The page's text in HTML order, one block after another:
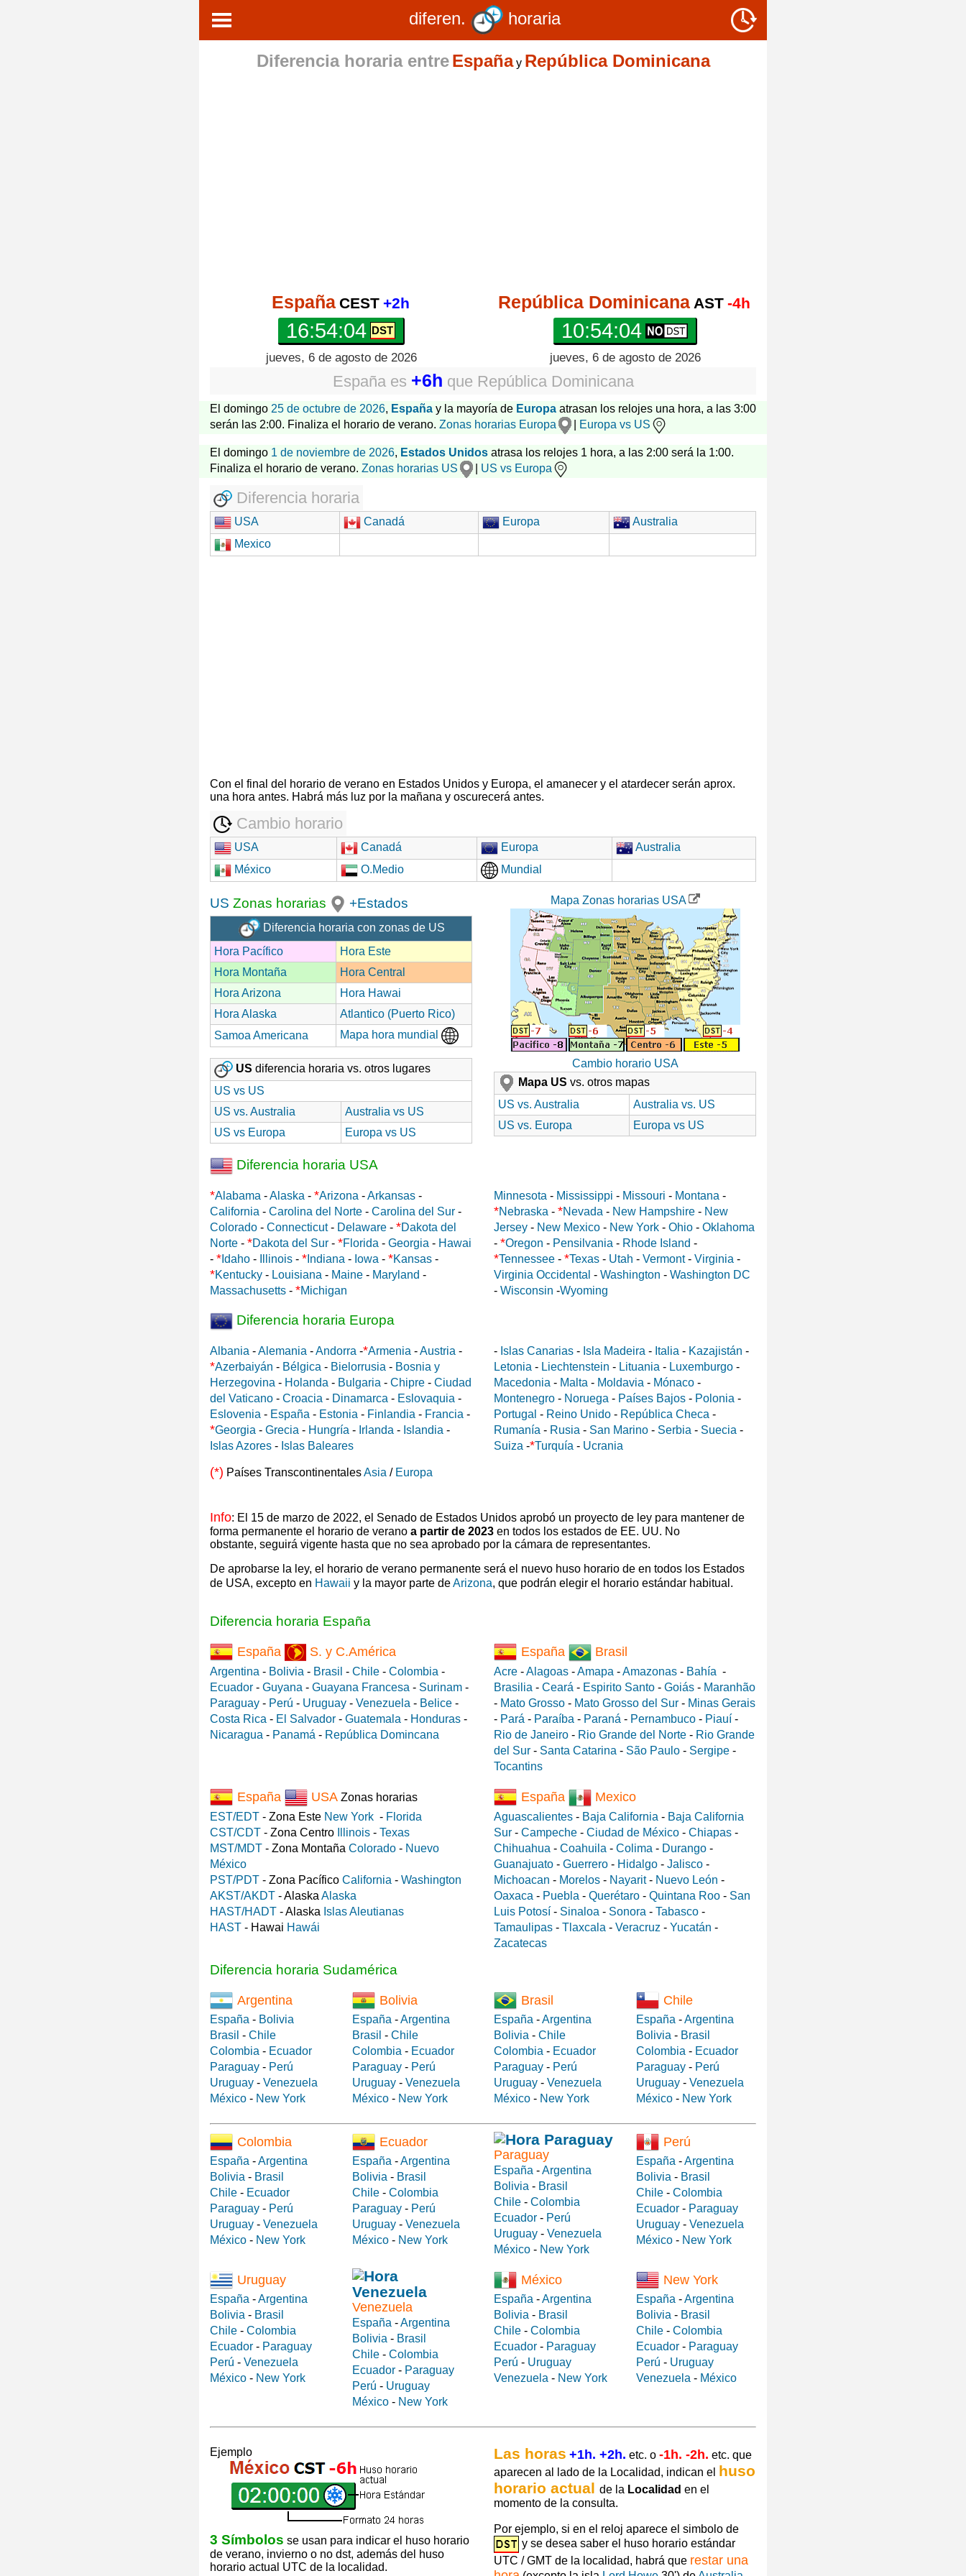
diferen. horaria
Diferencia horaria entre Españay República Dominicana
España CEST +2h
16:54:05
jueves, 6 de agosto de 2026
República Dominicana AST -4h
10:54:05
jueves, 6 de agosto de 2026
Españaes +6h que República Dominicana
El domingo 25 de octubre de 2026, España y la mayoría de Europa atrasan los relojes una hora, a las 3:00
serán las 2:00. Finaliza el horario de verano. Zonas horarias Europa Europa vs US
El domingo 1 de noviembre de 2026, Estados Unidos atrasa los relojes 1 hora, a las 2:00 será la 1:00.
Finaliza el horario de verano. Zonas horarias US US vs Europa
Diferencia horaria
USA Canadá Europa
Australia
Mexico
Con el final del horario de verano en Estados Unidos y Europa, el amanecer y el atardecer serán aprox.
una hora antes. Habrá más luz por la mañana y oscurecerá antes.
Cambio horario
USA Canadá Europa
Australia
México
O.Medio Mundial
US Zonas horarias +Estados
Diferencia horaria con zonas de US
Hora Pacífico
Hora Este
Hora Montaña
Hora Central
Hora Arizona
Hora Hawai
Hora Alaska
Atlantico (Puerto Rico)
Samoa Americana
Mapa hora mundial
US diferencia horaria vs. otros lugares
US vs US
US vs. Australia
Australia vs US
US vs Europa
Europa vs US
Mapa Zonas horarias USA
Cambio horario USA
Mapa US vs. otros mapas
US vs. Australia
Australia vs. US
US vs. Europa
Europa vs US
Diferencia horaria USA
*Alabama -Alaska - *Arizona -Arkansas -
California - Carolina del Norte - Carolina del Sur -
Colorado - Connecticut- Delaware - *Dakota del
Norte - *Dakota del Sur - *Florida - Georgia - Hawai
- * Idaho - Illinois - * Indiana - Iowa - *Kansas -
*Kentucky - Louisiana - Maine - Maryland -
Massachusetts - *Michigan
Minnesota - Mississippi - Missouri - Montana -
*Nebraska - *Nevada - New Hampshire - New
Jersey - New Mexico - New York - Ohio - Oklahoma
- *Oregon - Pensilvania - Rhode Island -
*Tennessee - *Texas - Utah - Vermont- Virginia -
Virginia Occidental - Washington - Washington DC
- Wisconsin -Wyoming
Diferencia horaria Europa
Albania -Alemania -Andorra -*Armenia -Austria -
*Azerbaiyán - Bélgica - Bielorrusia - Bosnia y
Herzegovina - Holanda - Bulgaria - Chipre - Ciudad
del Vaticano - Croacia - Dinamarca - Eslovaquia -
Eslovenia - España - Estonia - Finlandia - Francia -
*Georgia - Grecia - Hungría - Irlanda - Islandia -
Islas Azores - Islas Baleares
- Islas Canarias - Isla Madeira - Italia - Kazajistán -
Letonia - Liechtenstein - Lituania - Luxemburgo -
Macedonia - Malta - Moldavia - Mónaco -
Montenegro - Noruega - Países Bajos - Polonia -
Portugal - Reino Unido - República Checa -
Rumanía - Rusia - San Marino - Serbia - Suecia -
Suiza -*Turquía - Ucrania
(*) Países TranscontinentalesAsia / Europa
Info: El 15 de marzo de 2022, el Senado de Estados Unidos aprobó un proyecto de ley para mantener de
forma permanente el horario de verano a partir de 2023 en todos los estados de EE. UU. No
obstante, seguirá vigente hasta que no sea aprobado por la cámara de representantes.
De aprobarse la ley, el horario de verano permanente será el nuevo huso horario de en todos los Estados
de USA, excepto en Hawaii y la mayor parte deArizona, que podrán elegir el horario estándar habitual.
Diferencia horaria España
España S. y C.América
Argentina - Bolivia - Brasil - Chile - Colombia -
Ecuador - Guyana - Guayana Francesa - Surinam -
Paraguay - Perú - Uruguay - Venezuela - Belice -
Costa Rica - El Salvador - Guatemala - Honduras -
Nicaragua - Panamá - República Domincana
España Brasil
Acre -Alagoas -Amapa -Amazonas - Bahía -
Brasilia - Ceará - Espirito Santo - Goiás - Maranhão
- Mato Grosso - Mato Grosso del Sur - Minas Gerais
- Pará - Paraíba - Paraná - Pernambuco - Piauí -
Rio de Janeiro - Rio Grande del Norte - Rio Grande
del Sur - Santa Catarina - São Paulo - Sergipe -
Tocantins
España USA Zonas horarias
EST/EDT - Zona Este New York - Florida
CST/CDT - Zona Centro Illinois - Texas
MST/MDT - Zona Montaña Colorado - Nuevo
México
PST/PDT - Zona Pacífico California - Washington
AKST/AKDT - Alaska Alaska
HAST/HADT - Alaska Islas Aleutianas
HAST - Hawai Hawái
España Mexico
Aguascalientes - Baja California - Baja California
Sur - Campeche - Ciudad de México - Chiapas -
Chihuahua - Coahuila - Colima - Durango -
Guanajuato - Guerrero - Hidalgo - Jalisco -
Michoacan - Morelos - Nayarit- Nuevo León -
Oaxaca - Puebla - Querétaro - Quintana Roo - San
Luis Potosí - Sinaloa - Sonora - Tabasco -
Tamaulipas - Tlaxcala - Veracruz - Yucatán -
Zacatecas
Diferencia horaria Sudamérica
Argentina
España - Bolivia
Brasil - Chile
Colombia - Ecuador
Paraguay - Perú
Uruguay - Venezuela
México - New York
Bolivia
España -Argentina
Brasil - Chile
Colombia - Ecuador
Paraguay- Perú
Uruguay- Venezuela
México- New York
Brasil
España -Argentina
Bolivia - Chile
Colombia - Ecuador
Paraguay - Perú
Uruguay - Venezuela
México - New York
Chile
España -Argentina
Bolivia - Brasil
Colombia - Ecuador
Paraguay- Perú
Uruguay- Venezuela
México- New York
Colombia
España -Argentina
Bolivia - Brasil
Chile - Ecuador
Paraguay - Perú
Uruguay - Venezuela
México - New York
Ecuador
España -Argentina
Bolivia - Brasil
Chile- Colombia
Paraguay- Perú
Uruguay- Venezuela
México- New York
Paraguay
España -Argentina
Bolivia - Brasil
Chile - Colombia
Ecuador - Perú
Uruguay - Venezuela
México - New York
Perú
España -Argentina
Bolivia - Brasil
Chile- Colombia
Ecuador- Paraguay
Uruguay- Venezuela
México- New York
Uruguay
España -Argentina
Bolivia - Brasil
Chile - Colombia
Ecuador - Paraguay
Perú - Venezuela
México - New York
Venezuela
España -Argentina
Bolivia - Brasil
Chile- Colombia
Ecuador- Paraguay
Perú - Uruguay
México- New York
México
España -Argentina
Bolivia - Brasil
Chile - Colombia
Ecuador - Paraguay
Perú - Uruguay
Venezuela - New York
New York
España -Argentina
Bolivia - Brasil
Chile- Colombia
Ecuador- Paraguay
Perú - Uruguay
Venezuela - México
Ejemplo
3 Símbolos se usan para indicar el huso horario
de verano, invierno o no dst, además del huso
horario actual UTC de la localidad.
Las horas +1h. +2h. etc. o -1h. -2h. etc. que
aparecen al lado de la Localidad, indican el huso
horario actual de la Localidad en el
momento de la consulta.
Por ejemplo, si en el reloj aparece el simbolo de
y se desea saber el huso horario estándar
UTC / GMT de la localidad, habrá que restar una